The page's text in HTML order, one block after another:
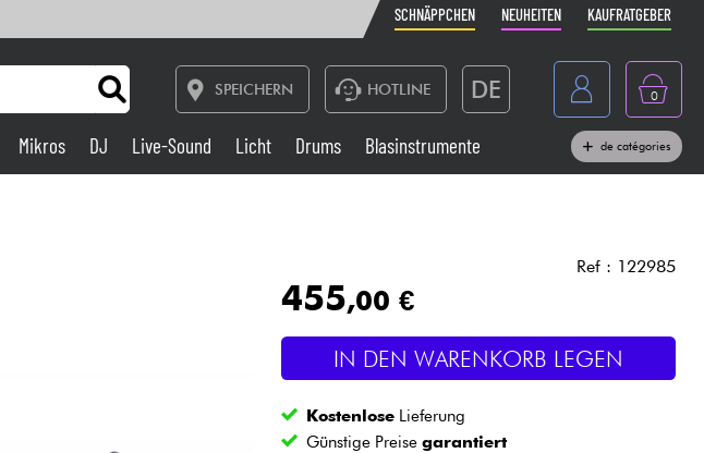
SCHNÄPPCHEN NEUHEITEN KAUFRATGEBER
SPEICHERN HOTLINE DE
Belgique
Nederland
0
Live-Sound
Blasinstrumente
Kabel & Zubehöre
Mikros DJ Live-Sound Licht Drums Blasinstrumente de catégories
Ref : 122985
455,00 €
IN DEN WARENKORB LEGEN
Kostenlose Lieferung
Günstige Preisegarantiert